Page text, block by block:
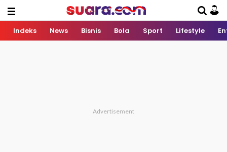
Indeks News Bisnis Bola Sport Lifestyle